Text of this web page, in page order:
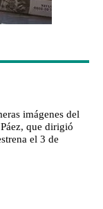
imágenes del
que dirigió
el 3 de